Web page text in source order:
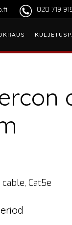
020 719
Cat5e